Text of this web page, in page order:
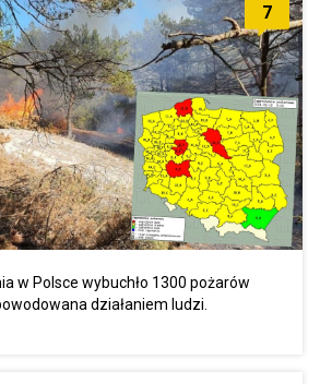
7
w Polsce wybuchło 1300 pożarów
działaniem ludzi.